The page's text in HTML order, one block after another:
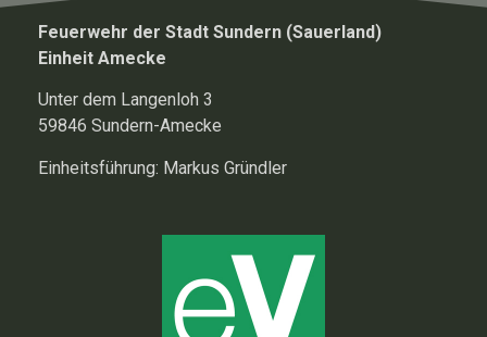
Feuerwehr der Stadt Sundern (Sauerland)
Einheit Amecke
Unter dem Langenloh 3
59846 Sundern-Amecke
Einheitsführung: Markus Gründler